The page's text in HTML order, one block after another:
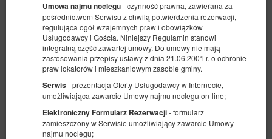
Umowa najmu noclegu- czynność prawna, zawierana za
pośrednictwem Serwisu z chwilą potwierdzenia rezerwacji,
regulująca ogół wzajemnych praw i obowiązków
Usługodawcy i Gościa. Niniejszy Regulamin stanowi
integralną część zawartej umowy. Do umowy nie mają
zastosowania przepisy ustawy z dnia 21.06.2001 r. o ochronie
praw lokatorów i mieszkaniowym zasobie gminy.
Serwis - prezentacja Oferty Usługodawcy w Internecie,
umożliwiająca zawarcie Umowy najmu noclegu on-line;
Elektroniczny Formularz Rezerwacji- formularz
zamieszczony w Serwisie umożliwiający zawarcie Umowy
najmu noclegu;